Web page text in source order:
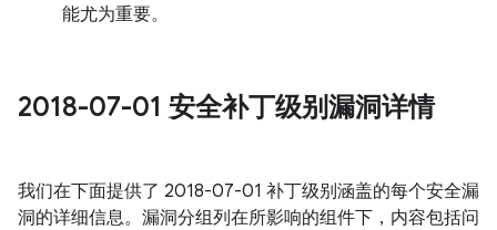
能尤为重要。
2018-07-01 安全补丁级别漏洞详情
我们在下面提供了 2018-07-01 补丁级别涵盖的每个安全漏
洞的详细信息。漏洞分组列在所影响的组件下，内容包括问